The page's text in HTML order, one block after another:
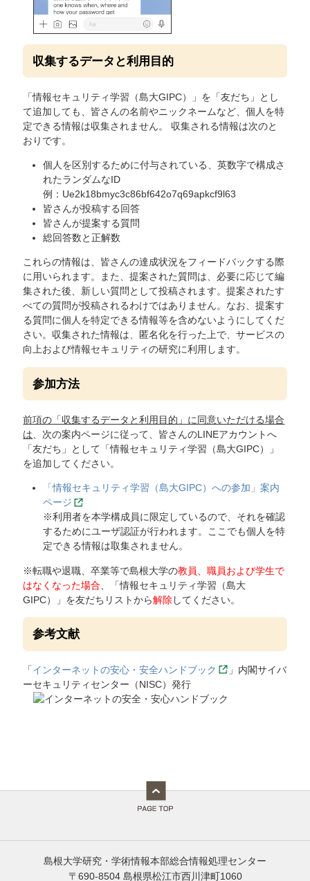
収集するデータと利用目的
「情報セキュリティ学習（島大GIPC）」を「友だち」とし
て追加しても、皆さんの名前やニックネームなど、個人を特
定できる情報は収集されません。 収集される情報は次のと
おりです。
個人を区別するために付与されている、英数字で構成さ
れたランダムなID
例：Ue2k18bmyc3c86bf642o7q69apkcf9l63
皆さんが投稿する回答
皆さんが提案する質問
総回答数と正解数
これらの情報は、皆さんの達成状況をフィードバックする際
に用いられます。また、提案された質問は、必要に応じて編
集された後、新しい質問として投稿されます。提案されたす
べての質問が投稿されるわけではありません。なお、提案す
る質問に個人を特定できる情報等を含めないようにしてくだ
さい。収集された情報は、匿名化を行った上で、サービスの
向上および情報セキュリティの研究に利用します。
参加方法
前項の「収集するデータと利用目的」に同意いただける場合
は 、次の案内ページに従って、皆さんのLINEアカウントへ
「友だち」として「情報セキュリティ学習（島大GIPC）」
を追加してください。
「情報セキュリティ学習（島大GIPC）への参加」案内
ページ
※利用者を本学構成員に限定しているので、それを確認
するためにユーザ認証が行われます。ここでも個人を特
定できる情報は取集されません。
※転職や退職、卒業等で島根大学の教員、職員および学生で
はなくなった場合 、「情報セキュリティ学習（島大
GIPC）」を友だちリストから解除 してください。
参考文献
「インターネットの安心・安全ハンドブック
」内閣サイバ
ーセキュリティセンター（NISC）発行
島根大学研究・学術情報本部総合情報処理センター
〒690-8504 島根県松江市西川津町1060